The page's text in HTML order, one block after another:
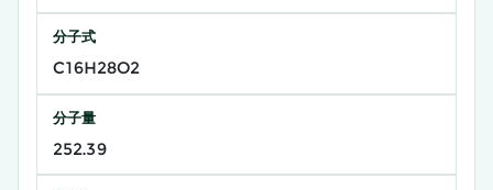
分子式
C16H28O2
分子量
252.39